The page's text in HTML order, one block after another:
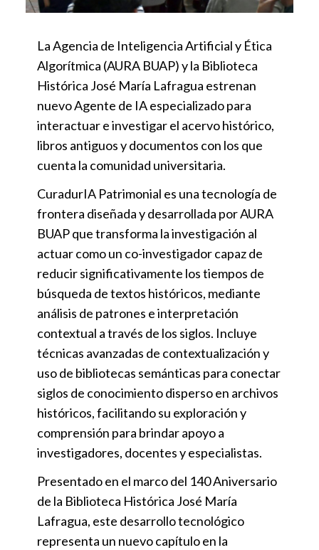
La Agencia de Inteligencia Artificial y Ética
Algorítmica (AURA BUAP) y la Biblioteca
Histórica José María Lafragua estrenan
nuevo Agente de IA especializado para
interactuar e investigar el acervo histórico,
libros antiguos y documentos con los que
cuenta la comunidad universitaria.
CuradurIA Patrimonial es una tecnología de
frontera diseñada y desarrollada por AURA
BUAP que transforma la investigación al
actuar como un co-investigador capaz de
reducir significativamente los tiempos de
búsqueda de textos históricos, mediante
análisis de patrones e interpretación
contextual a través de los siglos. Incluye
técnicas avanzadas de contextualización y
uso de bibliotecas semánticas para conectar
siglos de conocimiento disperso en archivos
históricos, facilitando su exploración y
comprensión para brindar apoyo a
investigadores, docentes y especialistas.
Presentado en el marco del 140 Aniversario
de la Biblioteca Histórica José María
Lafragua, este desarrollo tecnológico
representa un nuevo capítulo en la